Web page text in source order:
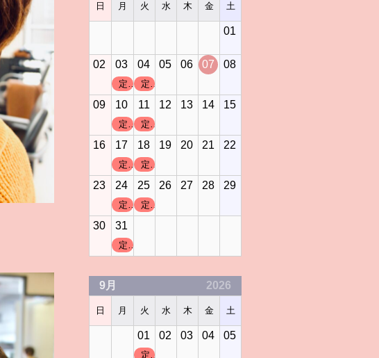
日 月 火 水 木 金 土
01
02 03
定休日
04
定休日
05 06 07 08
09 10
定休日
11
定休日
12 13 14 15
16 17
定休日
18
定休日
19 20 21 22
23 24
定休日
25
定休日
26 27 28 29
30 31
定休日
9月 2026
日 月 火 水 木 金 土
01
定休日
02 03 04 05